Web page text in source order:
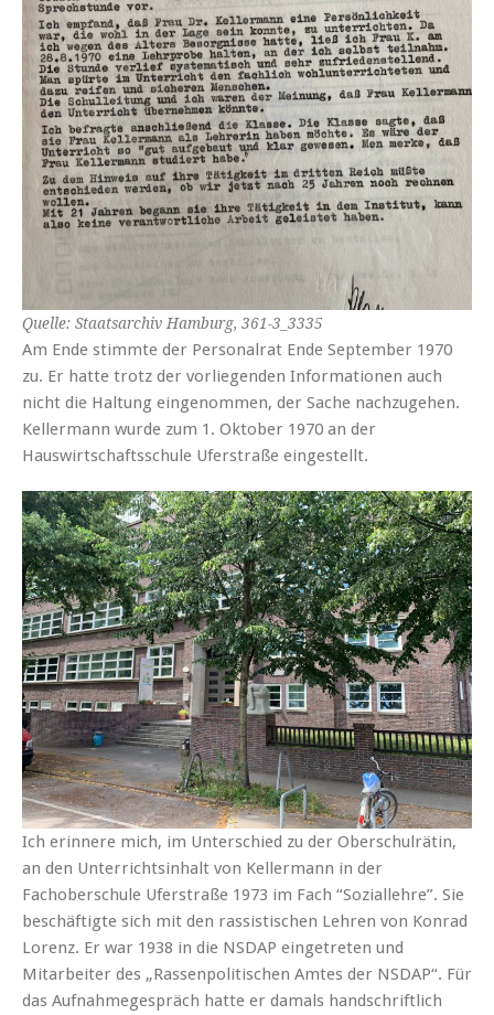
Quelle: Staatsarchiv Hamburg, 361-3_3335
Am Ende stimmte der Personalrat Ende September 1970
zu. Er hatte trotz der vorliegenden Informationen auch
nicht die Haltung eingenommen, der Sache nachzugehen.
Kellermann wurde zum 1. Oktober 1970 an der
Hauswirtschaftsschule Uferstraße eingestellt.
Ich erinnere mich, im Unterschied zu der Oberschulrätin,
an den Unterrichtsinhalt von Kellermann in der
Fachoberschule Uferstraße 1973 im Fach “Soziallehre”. Sie
beschäftigte sich mit den rassistischen Lehren von Konrad
Lorenz. Er war 1938 in die NSDAP eingetreten und
Mitarbeiter des „Rassenpolitischen Amtes der NSDAP“. Für
das Aufnahmegespräch hatte er damals handschriftlich